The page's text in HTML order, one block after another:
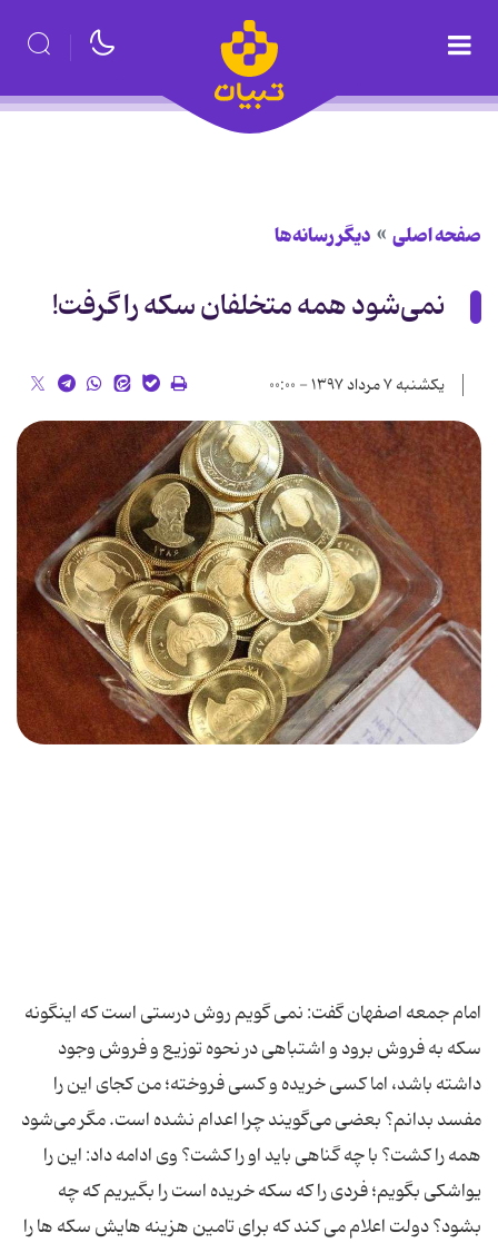
صفحه اصلی دیگر رسانه‌ها
نمی‌شود همه متخلفان سکه را گرفت!
یکشنبه ۷ مرداد ۱۳۹۷ - ۰۰:۰۰
امام جمعه اصفهان گفت: نمی گویم روش درستی است که اینگونه
سکه به فروش برود و اشتباهی در نحوه توزیع و فروش وجود
داشته باشد، اما کسی خریده و کسی فروخته؛ من کجای این را
مفسد بدانم؟ بعضی می‌گویند چرا اعدام نشده است. مگر می‌شود
همه را کشت؟ با چه گناهی باید او را کشت؟ وی ادامه داد: این را
یواشکی بگویم؛ فردی را که سکه خریده است را بگیریم که چه
بشود؟ دولت اعلام می کند که برای تامین هزینه هایش سکه ها را